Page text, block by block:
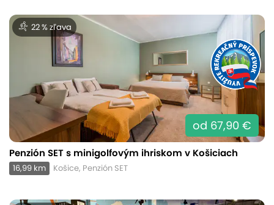
22 % zľava
od 67,90 €
Penzión SET s minigolfovým ihriskom v Košiciach
16,99 km Košice, Penzión SET